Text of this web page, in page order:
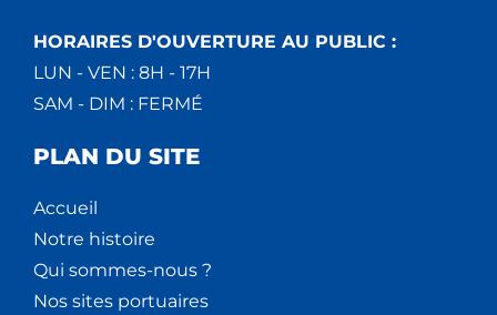
HORAIRES D'OUVERTURE AU PUBLIC :
LUN - VEN : 8H - 17H
SAM - DIM : FERMÉ
PLAN DU SITE
Accueil
Notre histoire
Qui sommes-nous ?
Nos sites portuaires